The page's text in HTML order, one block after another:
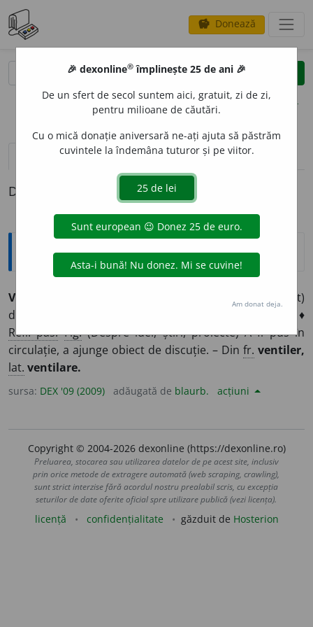
savings Donează
clear
opțiuni
definiții (1)
Definiția cu ID-ul 825862:
Explicative DEX
VENTIL
A împrospăta aerul (viciat)
dintr-un spațiu închis prin deplasarea și înlocuirea lui. ♦
Refl. pas. Fig.(Despre idei, știri, proiecte) A fi pus în
circulație, a ajunge obiect de discuție. – Din fr. ventiler,
lat. ventilare.
sursa: DEX '09 (2009) adăugată de blaurb. acțiuni
Copyright © 2004-2026 dexonline (https://dexonline.ro)
Preluarea, stocarea sau utilizarea datelor de pe acest site, inclusiv
prin orice metode de extragere automată (web scraping, crawling),
sunt strict interzise fără acordul nostru prealabil scris, cu excepția
seturilor de date oferite oficial spre utilizare publică (vezi licența).
licență confidențialitate găzduit de Hosterion
🎉 dexonline® împlinește 25 de ani 🎉
De un sfert de secol suntem aici, gratuit, zi de zi,
pentru milioane de căutări.
Cu o mică donație aniversară ne-ați ajuta să păstrăm
cuvintele la îndemâna tuturor și pe viitor.
Am donat deja.